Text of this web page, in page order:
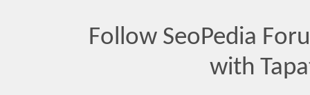
Follow SeoPedia
with